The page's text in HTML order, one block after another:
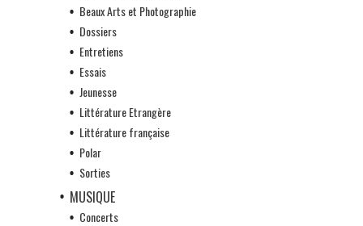
Beaux Arts et Photographie
Dossiers
Entretiens
Essais
Jeunesse
Littérature Etrangère
Littérature française
Polar
Sorties
MUSIQUE
Concerts